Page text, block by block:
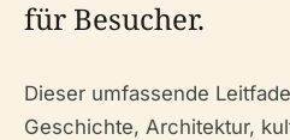
für Besucher.
Dieser umfassende
Geschichte, Architektur,